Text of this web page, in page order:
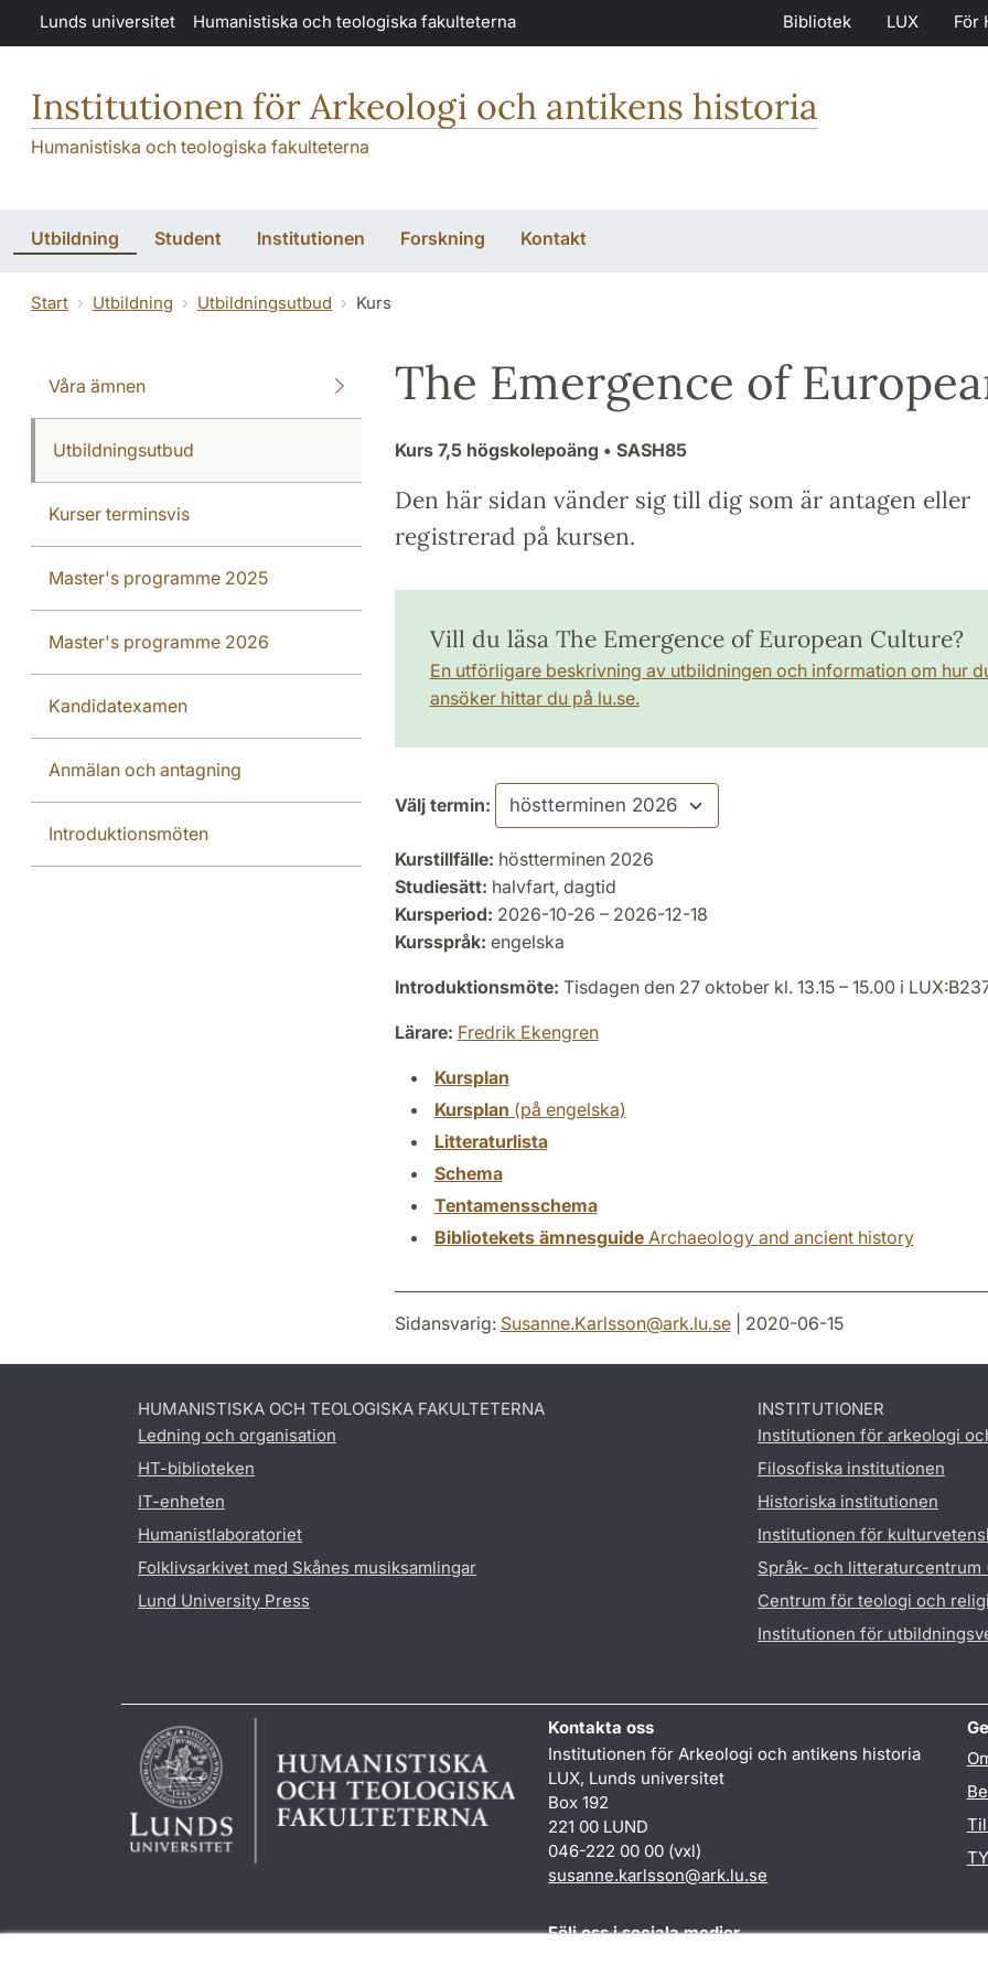
Hoppa till huvudinnehåll
Lunds universitet Humanistiska och teologiska fakulteterna Bibliotek LUX För
Institutionen för Arkeologi och antikens historia
Humanistiska och teologiska fakulteterna
Utbildning Student Institutionen Forskning Kontakt
Start Utbildning Utbildningsutbud Kurs
Våra ämnen
Utbildningsutbud
Kurser terminsvis
Master's programme 2025
Master's programme 2026
Kandidatexamen
Anmälan och antagning
Introduktionsmöten
The Emergence of
Kurs 7,5 högskolepoäng • SASH85
Den här sidan vänder sig till dig som är antagen eller
registrerad på kursen.
Vill du läsa The Emergence of European Culture?
En utförligare beskrivning av utbildningen och information om hur
ansöker hittar du på lu.se.
Välj termin:
Kurstillfälle: höstterminen 2026
Studiesätt: halvfart, dagtid
Kursperiod: 2026-10-26 – 2026-12-18
Kursspråk: engelska
Introduktionsmöte: Tisdagen den 27 oktober kl. 13.15 – 15.00 i
Lärare: Fredrik Ekengren
Kursplan
Kursplan (på engelska)
Litteraturlista
Schema
Tentamensschema
Bibliotekets ämnesguideArchaeology and ancient history
Sidansvarig: Susanne.Karlsson@ark.lu.se| 2020-06-15
HUMANISTISKA OCH TEOLOGISKA FAKULTETERNA
Ledning och organisation
HT-biblioteken
IT-enheten
Humanistlaboratoriet
Folklivsarkivet med Skånes musiksamlingar
Lund University Press
INSTITUTIONER
Institutionen för arkeologi
Filosofiska institutionen
Historiska institutionen
Institutionen för
Språk- och litteraturcentrum
Centrum för teologi och
Institutionen för
Kontakta oss
Institutionen för Arkeologi och antikens historia
LUX, Lunds universitet
Box 192
221 00 LUND
046-222 00 00 (vxl)
susanne.karlsson@ark.lu.se
Följ oss i sociala medier